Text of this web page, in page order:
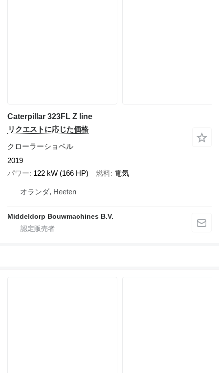
Caterpillar 323FL Z line
リクエストに応じた価格
クローラーショベル
2019
パワー 122 kW (166 HP) 燃料 電気
オランダ, Heeten
Middeldorp Bouwmachines B.V.